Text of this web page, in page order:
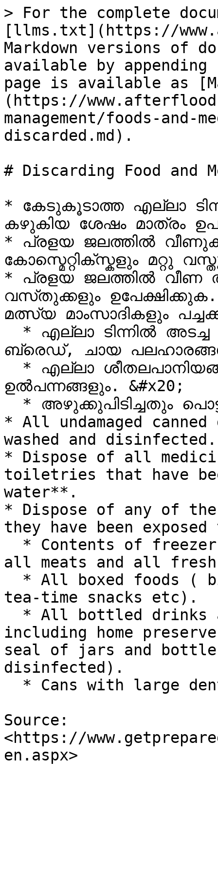
> For the complete
[llms.txt](https://
Markdown versions of
available by
page is available as
(https://
management/foods-and-
discarded.md).
# Discarding Food and
* കേടുകൂടാത്ത എല്ലാ
കഴുകിയ ശേഷം മാത്രം
* പ്രളയ ജലത്തിൽ
കോസ്മെറ്റിക്സ്കളും മറ്റു
* പ്രളയ ജലത്തിൽ വീണ
വസ്‌തുക്കളും ഉപേക്ഷിക്കുക. -ഫ്രിഡ്ജിൽ സൂക്ഷിച്ചിരുന്ന
മത്സ്യ മാംസാദികളും
ബ്രെഡ്, ചായ
ഉൽപന്നങ്ങളും. &#x20;
* All undamaged
washed and disinfected.
* Dispose of all
toiletries that have
water**.
* Dispose of any of
they have been
all meats and all
tea-time snacks etc).
including home
seal of jars and
disinfected).
Source:
<https://